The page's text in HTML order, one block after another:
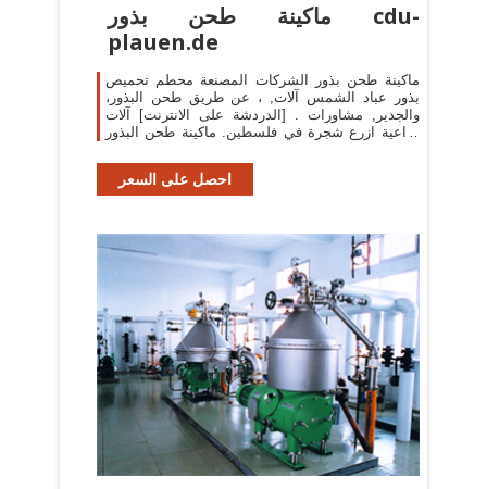
ماكينة طحن بذور cdu-
plauen.de
ماكينة طحن بذور الشركات المصنعة محطم تحميص
بذور عباد الشمس آلات, ، عن طريق طحن البذور،
والجدير, مشاورات . [الدردشة على الانترنت] آلات
زراعية ازرع شجرة في فلسطين. ماكينة طحن البذور
احصل على السعر